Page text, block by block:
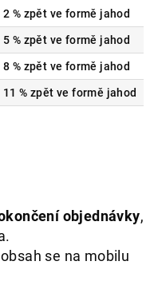
2 % zpět ve formě jahod
5 % zpět ve formě jahod
8 % zpět ve formě jahod
11 % zpět ve formě jahod
objednávky,
se na mobilu